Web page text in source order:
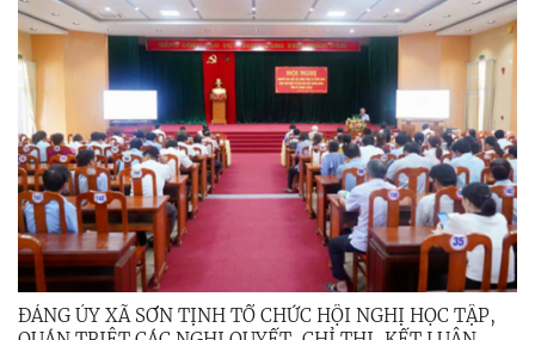
ĐẢNG ỦY XÃ SƠN TỊNH TỔ CHỨC HỘI NGHỊ HỌC TẬP,